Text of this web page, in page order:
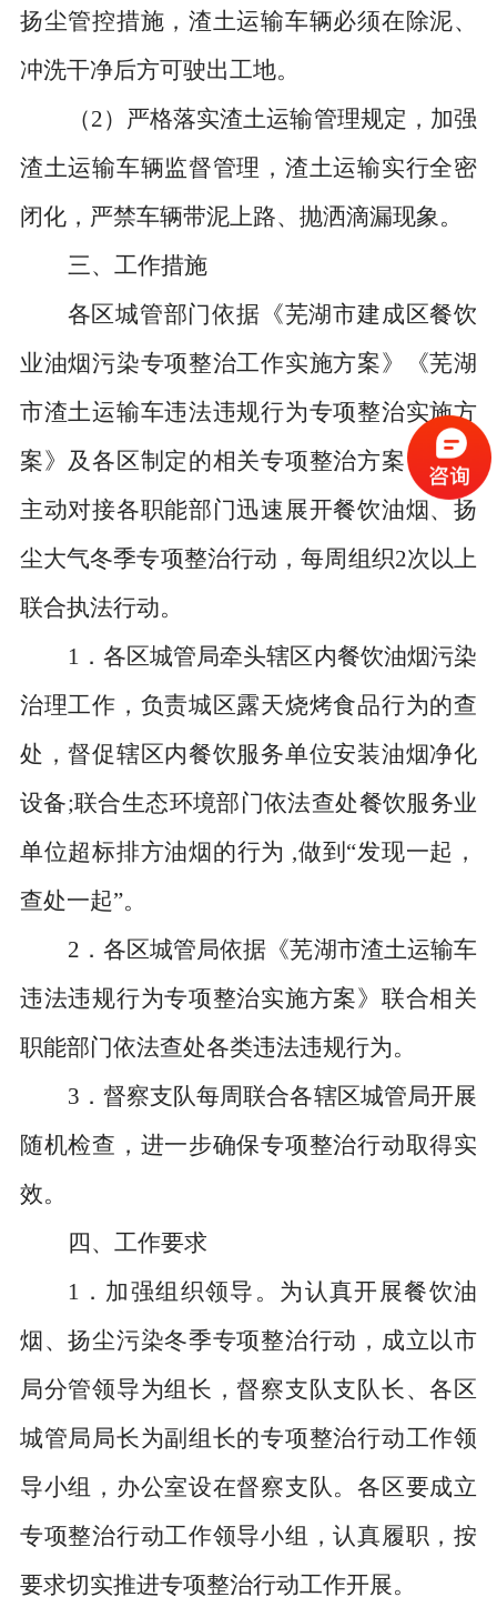
扬尘管控措施，渣土运输车辆必须在除泥、
冲洗干净后方可驶出工地。
（2）严格落实渣土运输管理规定，加强
渣土运输车辆监督管理，渣土运输实行全密
闭化，严禁车辆带泥上路、抛洒滴漏现象。
三、工作措施
各区城管部门依据《芜湖市建成区餐饮
业油烟污染专项整治工作实施方案》《芜湖
市渣土运输车违法违规行为专项整治实施方
案》及各区制定的相关专项整治方案，积极
主动对接各职能部门迅速展开餐饮油烟、扬
尘大气冬季专项整治行动，每周组织2次以上
联合执法行动。
1 ．各区城管局牵头辖区内餐饮油烟污染
治理工作，负责城区露天烧烤食品行为的查
处，督促辖区内餐饮服务单位安装油烟净化
设备;联合生态环境部门依法查处餐饮服务业
单位超标排方油烟的行为 ,做到“发现一起，
查处一起”。
2 ．各区城管局依据《芜湖市渣土运输车
违法违规行为专项整治实施方案》联合相关
职能部门依法查处各类违法违规行为。
3 ．督察支队每周联合各辖区城管局开展
随机检查，进一步确保专项整治行动取得实
效。
四、工作要求
1 ．加强组织领导。为认真开展餐饮油
烟、扬尘污染冬季专项整治行动，成立以市
局分管领导为组长，督察支队支队长、各区
城管局局长为副组长的专项整治行动工作领
导小组，办公室设在督察支队。各区要成立
专项整治行动工作领导小组，认真履职，按
要求切实推进专项整治行动工作开展。